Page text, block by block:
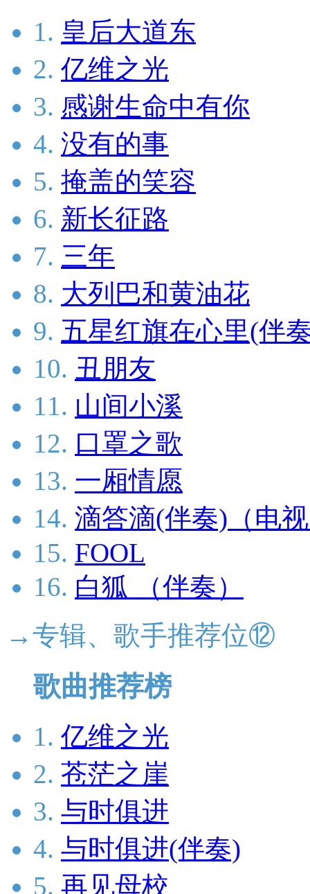
1. 皇后大道东
2. 亿维之光
3. 感谢生命中有你
4. 没有的事
5. 掩盖的笑容
6. 新长征路
7. 三年
8. 大列巴和黄油花
9. 五星红旗在心里(伴
10. 丑朋友
11. 山间小溪
12. 口罩之歌
13. 一厢情愿
14. 滴答滴(伴奏)（电
15. FOOL
16. 白狐 （伴奏）
→专辑、歌手推荐位⑫
歌曲推荐榜
1. 亿维之光
2. 苍茫之崖
3. 与时俱进
4. 与时俱进(伴奏)
5. 再见母校